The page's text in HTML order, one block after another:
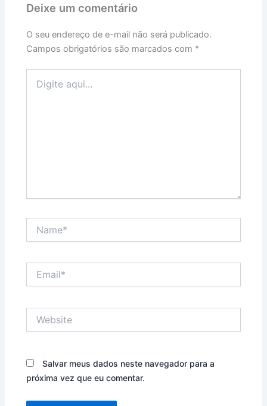
Deixe um comentário
O seu endereço de e-mail não será publicado.
Campos obrigatórios são marcados com *
aqui...
Salvar meus dados neste navegador para a
próxima vez que eu comentar.